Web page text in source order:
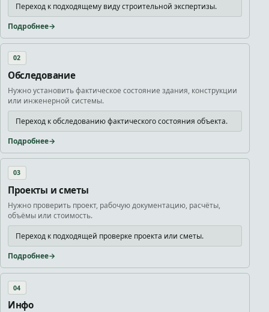
Переход к подходящему виду строительной экспертизы.
Подробнее
02
Обследование
Нужно установить фактическое состояние здания, конструкции
или инженерной системы.
Переход к обследованию фактического состояния объекта.
Подробнее
03
Проекты и сметы
Нужно проверить проект, рабочую документацию, расчёты,
объёмы или стоимость.
Переход к подходящей проверке проекта или сметы.
Подробнее
04
Инфо